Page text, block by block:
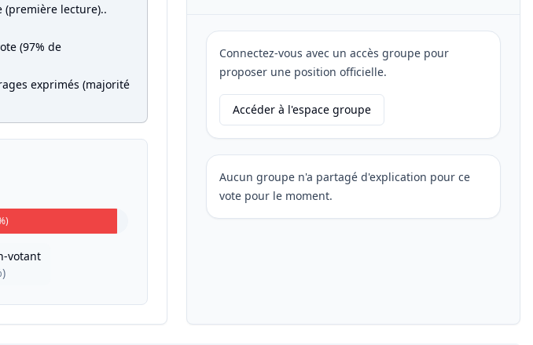
(première lecture)..
(97% de
exprimés (majorité
votant
)
Connectez-vous avec un accès groupe pour
proposer une position officielle.
Accéder à l'espace groupe
Aucun groupe n'a partagé d'explication pour ce
vote pour le moment.